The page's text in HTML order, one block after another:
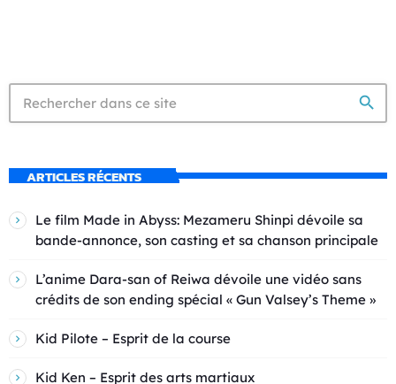
search
ARTICLES RÉCENTS
Le film Made in Abyss: Mezameru Shinpi dévoile sa
bande-annonce, son casting et sa chanson principale
L’anime Dara-san of Reiwa dévoile une vidéo sans
crédits de son ending spécial « Gun Valsey’s Theme »
Kid Pilote – Esprit de la course
Kid Ken – Esprit des arts martiaux